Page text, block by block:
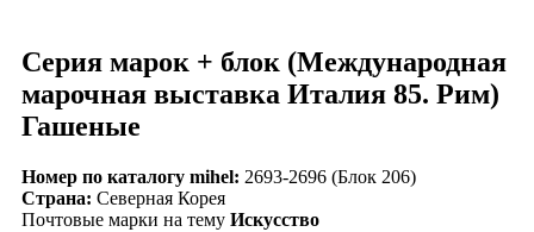
Серия марок + блок (Международная
марочная выставка Италия 85. Рим)
Гашеные
Номер по каталогу mihel: 2693-2696 (Блок 206)
Страна: Северная Корея
Почтовые марки на тему Искусство